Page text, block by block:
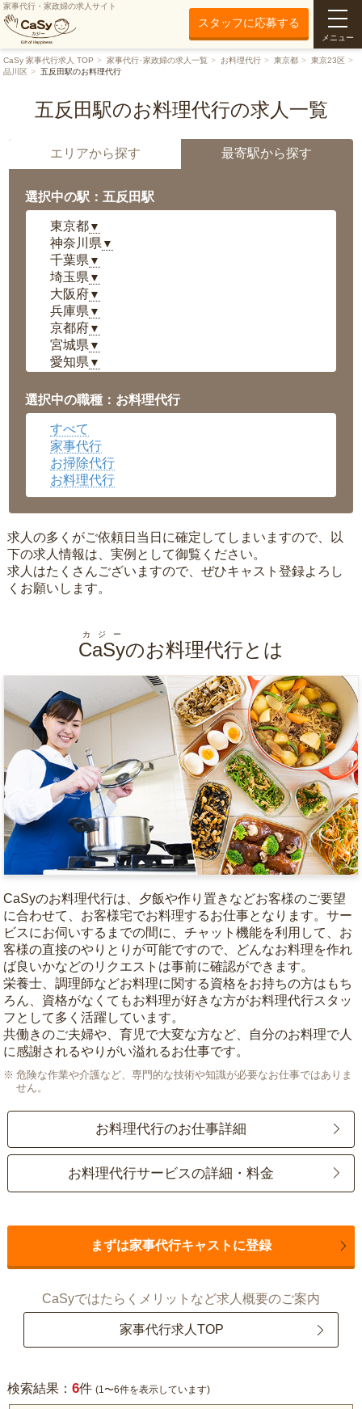
家事代行・家政婦の求人サイト
スタッフに応募する
メニュー
CaSy 家事代行求人 TOP 家事代行･家政婦の求人一覧 お料理代行 東京都
東京23区
品川区
五反田駅のお料理代行
五反田駅のお料理代行の求人一覧
エリアから探す 最寄駅から探す
選択中の駅：五反田駅
東京都▼
神奈川県 ▼
千葉県 ▼
埼玉県 ▼
大阪府▼
兵庫県 ▼
京都府▼
宮城県 ▼
愛知県 ▼
岡山県▼
広島県▼
沖縄県
選択中の職種：お料理代行
すべて
家事代行
お掃除代行
お料理代行
求人の多くがご依頼日当日に確定してしまいますので、以
下の求人情報は、実例として御覧ください。
求人はたくさんございますので、ぜひキャスト登録よろし
くお願いします。
CaSy
カジー
のお料理代行とは
CaSyのお料理代行は、夕飯や作り置きなどお客様のご要望
に合わせて、お客様宅でお料理するお仕事となります。サー
ビスにお伺いするまでの間に、チャット機能を利用して、お
客様の直接のやりとりが可能ですので、どんなお料理を作れ
ば良いかなどのリクエストは事前に確認ができます。
栄養士、調理師などお料理に関する資格をお持ちの方はもち
ろん、資格がなくてもお料理が好きな方がお料理代行スタッ
フとして多く活躍しています。
共働きのご夫婦や、育児で大変な方など、自分のお料理で人
に感謝されるやりがい溢れるお仕事です。
危険な作業や介護など、専門的な技術や知識が必要なお仕事ではありま
せん。
お料理代行のお仕事詳細
お料理代行サービスの詳細・料金
まずは家事代行キャストに登録
CaSyではたらくメリットなど求人概要のご案内
家事代行求人TOP
検索結果： 6件 (1〜6件を表示しています)